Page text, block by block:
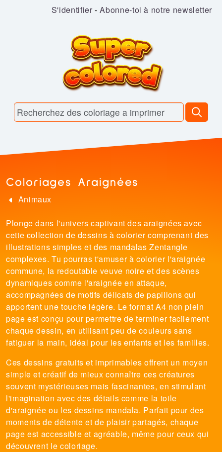
S'identifier -Abonne-toi à notre newsletter
Coloriages Araignées
Animaux
Plonge dans l'univers captivant des araignées avec
cette collection de dessins à colorier comprenant des
illustrations simples et des mandalas Zentangle
complexes. Tu pourras t'amuser à colorier l'araignée
commune, la redoutable veuve noire et des scènes
dynamiques comme l'araignée en attaque,
accompagnées de motifs délicats de papillons qui
apportent une touche légère. Le format A4 non plein
page est conçu pour permettre de terminer facilement
chaque dessin, en utilisant peu de couleurs sans
fatiguer la main, idéal pour les enfants et les familles.
Ces dessins gratuits et imprimables offrent un moyen
simple et créatif de mieux connaître ces créatures
souvent mystérieuses mais fascinantes, en stimulant
l'imagination avec des détails comme la toile
d'araignée ou les dessins mandala. Parfait pour des
moments de détente et de plaisir partagés, chaque
page est accessible et agréable, même pour ceux qui
découvrent le coloriage.